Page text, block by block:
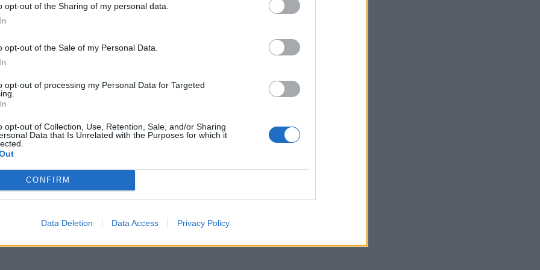
opt-out of the Sharing of my personal data.
opt-out of the Sale of my Personal Data.
opt-out of processing my Personal Data for Targeted
opt-out of Collection, Use, Retention, Sale, and/or Sharing
Data that Is Unrelated with the Purposes for which it
CONFIRM
Data Deletion Data Access Privacy Policy
περιπτώσεις κλοπής και απόπειρας αυτής σε οχήματα. Σε
οι ανωτέρω, βρέθηκαν κι κατασχέθηκαν διαρρηκτικά
ρομά στην Αργολίδα και την Κορινθία
στη Φοινικούντα: Χειροπέδες στον ανιψιό του
για ναρκωτικά